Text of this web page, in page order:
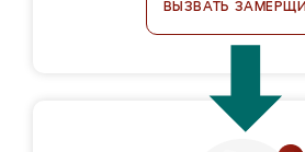
ВЫЗВАТЬ